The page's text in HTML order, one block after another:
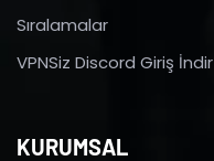
Sıralamalar
VPNSiz Discord Giriş İndir
KURUMSAL